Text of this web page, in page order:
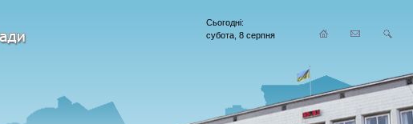
Сьогодні:
субота, 8 серпня